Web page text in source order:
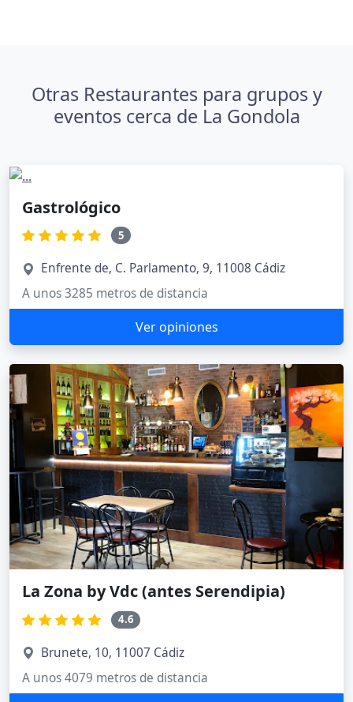
Otras Restaurantes para grupos y
eventos cerca de La Gondola
Gastrológico
5
Enfrente de, C. Parlamento, 9, 11008 Cádiz
A unos 3285 metros de distancia
Ver opiniones
La Zona by Vdc (antes Serendipia)
4.6
Brunete, 10, 11007 Cádiz
A unos 4079 metros de distancia